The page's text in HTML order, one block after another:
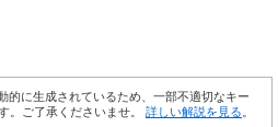
的に生成されているため、一部不適切なキー
。ご了承くださいませ。 詳しい解説を見る